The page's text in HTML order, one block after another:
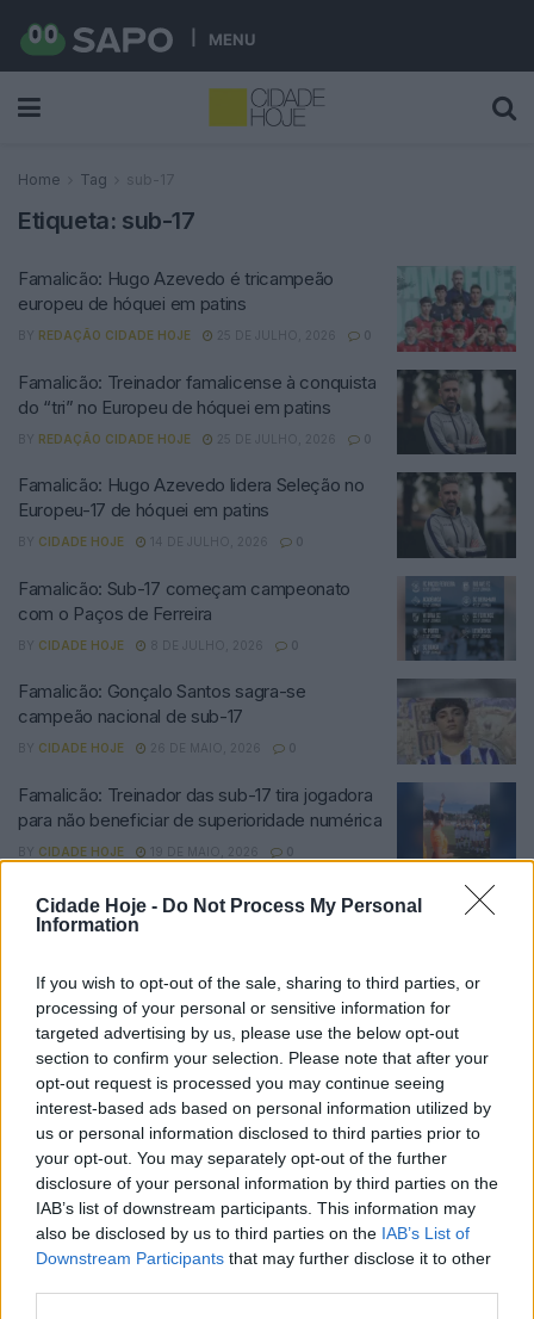
Cidade Hoje - Do Not Process My Personal
Information
If you wish to opt-out of the sale, sharing to third parties, or
processing of your personal or sensitive information for
targeted advertising by us, please use the below opt-out
section to confirm your selection. Please note that after your
opt-out request is processed you may continue seeing
interest-based ads based on personal information utilized by
us or personal information disclosed to third parties prior to
your opt-out. You may separately opt-out of the further
disclosure of your personal information by third parties on the
IAB’s list of downstream participants. This information may
also be disclosed by us to third parties on the IAB’s List of
Downstream Participants that may further disclose it to other
MENU
Home Tag sub-17
Etiqueta: sub-17
Famalicão: Hugo Azevedo é tricampeão
europeu de hóquei em patins
BY REDAÇÃO CIDADE HOJE 25 DE JULHO, 2026 0
Famalicão: Treinador famalicense à conquista
do “tri” no Europeu de hóquei em patins
BY REDAÇÃO CIDADE HOJE 25 DE JULHO, 2026 0
Famalicão: Hugo Azevedo lidera Seleção no
Europeu-17 de hóquei em patins
BY CIDADE HOJE 14 DE JULHO, 2026 0
Famalicão: Sub-17 começam campeonato
com o Paços de Ferreira
BY CIDADE HOJE 8 DE JULHO, 2026 0
Famalicão: Gonçalo Santos sagra-se
campeão nacional de sub-17
BY CIDADE HOJE 26 DE MAIO, 2026 0
Famalicão: Treinador das sub-17 tira jogadora
para não beneficiar de superioridade numérica
BY CIDADE HOJE 19 DE MAIO, 2026 0
Famalicão: Sub-16 e sub-15 voltam a vencer e
brilham na formação do FC Famalicão
Famalicão: Formação do FC Famalicão soma
fim de semana sem derrotas
CIDADE HOJE 4 DE MAIO, 2026
Famalicão: Formação tem dois jogos com o
FC Porto
CIDADE HOJE 6 DE MARÇO, 2026 0
Famalicão: Duas vitórias, um empate e uma
derrota
CIDADE HOJE 23 DE FEVEREIRO, 2026 0